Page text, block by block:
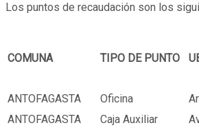
Los puntos de recaudación son los
COMUNA TIPO DE PUNTO
ANTOFAGASTA Oficina
ANTOFAGASTA
Caja Auxiliar